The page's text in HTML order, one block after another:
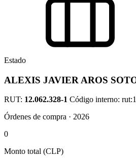
Estado
ALEXIS JAVIER AROS
RUT: 12.062.328-1 Código interno:
Órdenes de compra · 2026
0
Monto total (CLP)